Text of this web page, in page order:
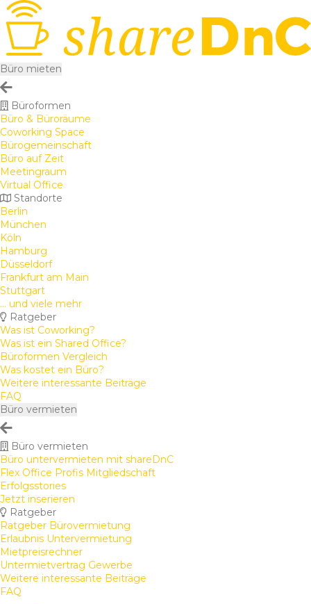
Büro mieten
Büroformen
Büro & Büroräume
Coworking Space
Bürogemeinschaft
Büro auf Zeit
Meetingraum
Virtual Office
Standorte
Berlin
München
Köln
Hamburg
Düsseldorf
Frankfurt am Main
Stuttgart
... und viele mehr
Ratgeber
Was ist Coworking?
Was ist ein Shared Office?
Büroformen Vergleich
Was kostet ein Büro?
Weitere interessante Beiträge
FAQ
Büro vermieten
Büro vermieten
Büro untervermieten mit shareDnC
Flex Office Profis Mitgliedschaft
Erfolgsstories
Jetzt inserieren
Ratgeber
Ratgeber Bürovermietung
Erlaubnis Untervermietung
Mietpreisrechner
Untermietvertrag Gewerbe
Weitere interessante Beiträge
FAQ